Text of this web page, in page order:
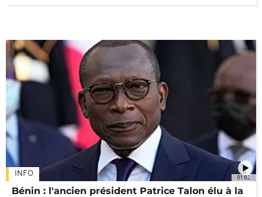
01:02
INFO
Bénin : l'ancien président Patrice Talon élu à la